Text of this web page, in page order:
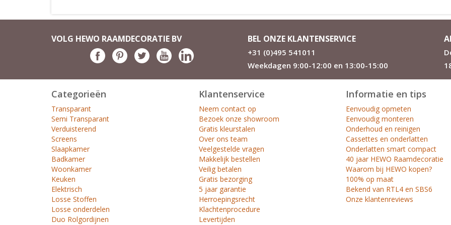
VOLG HEWO RAAMDECORATIE BV BEL ONZE KLANTENSERVICE
+31 (0)495 541011
Weekdagen 9:00-12:00 en 13:00-15:00
Categorieën
Transparant
Semi Transparant
Verduisterend
Screens
Slaapkamer
Badkamer
Woonkamer
Keuken
Elektrisch
Losse Stoffen
Losse onderdelen
Duo Rolgordijnen
Klantenservice
Neem contact op
Bezoek onze showroom
Gratis kleurstalen
Over ons team
Veelgestelde vragen
Makkelijk bestellen
Veilig betalen
Gratis bezorging
5 jaar garantie
Herroepingsrecht
Klachtenprocedure
Levertijden
Informatie en tips
Eenvoudig opmeten
Eenvoudig monteren
Onderhoud en reinigen
Cassettes en onderlatten
Onderlatten smart compact
40 jaar HEWO Raamdecoratie
Waarom bij HEWO kopen?
100% op maat
Bekend van RTL4 en SBS6
Onze klantenreviews